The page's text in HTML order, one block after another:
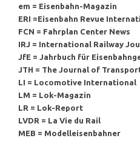
em = Eisenbahn-Magazin
ERI =Eisenbahn Revue
FCN = Fahrplan Center News
IRJ = International Railway
JfE = Jahrbuch für
JTH = The Journal of
LI = Locomotive International
LM = Lok-Magazin
LR = Lok-Report
LVDR = La Vie du Rail
MEB = Modelleisenbahner